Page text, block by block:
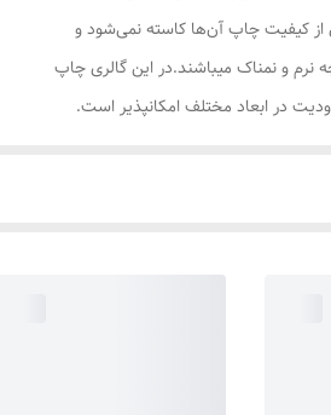
از کیفیت چاپ آن‌ها کاسته نمی‌شود و
نرم و نمناک میباشند.در این گالری چاپ
در ابعاد مختلف امکانپذیر است.